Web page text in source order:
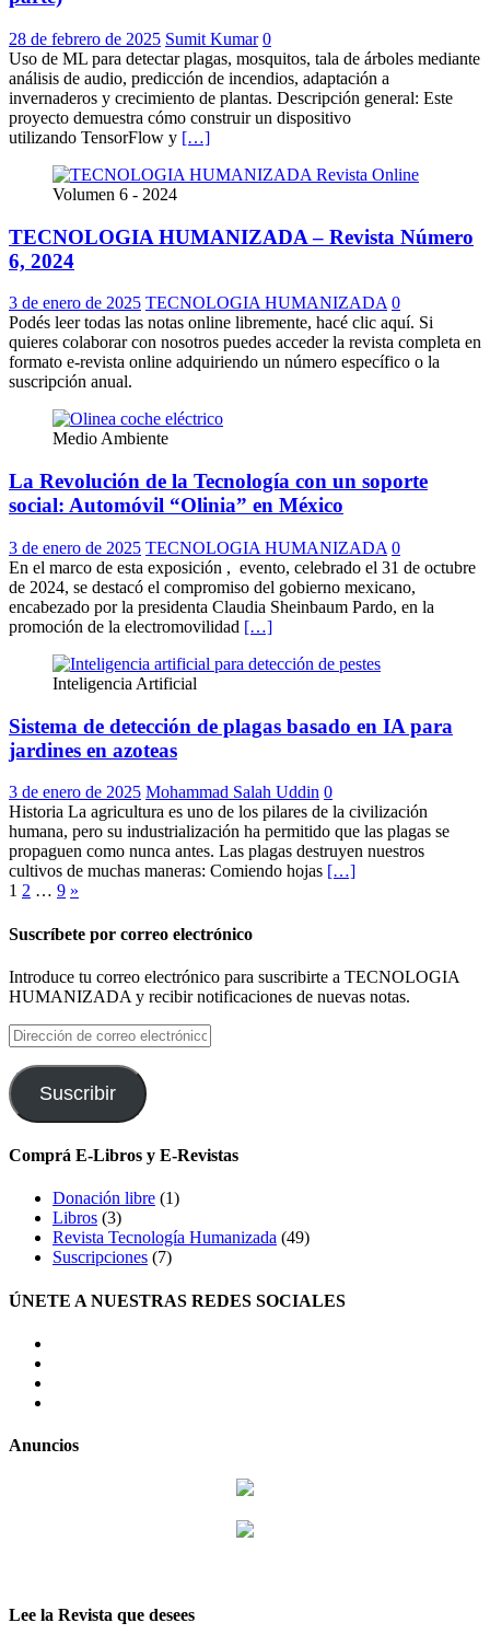
28 de febrero de 2025 Sumit Kumar 0
Uso de ML para detectar plagas, mosquitos, tala de árboles mediante
análisis de audio, predicción de incendios, adaptación a
invernaderos y crecimiento de plantas. Descripción general: Este
proyecto demuestra cómo construir un dispositivo
utilizando TensorFlow y […]
Volumen 6 - 2024
TECNOLOGIA HUMANIZADA – Revista Número
6, 2024
3 de enero de 2025 TECNOLOGIA HUMANIZADA 0
Podés leer todas las notas online libremente, hacé clic aquí. Si
quieres colaborar con nosotros puedes acceder la revista completa en
formato e-revista online adquiriendo un número específico o la
suscripción anual.
Medio Ambiente
La Revolución de la Tecnología con un soporte
social: Automóvil “Olinia” en México
3 de enero de 2025 TECNOLOGIA HUMANIZADA 0
En el marco de esta exposición , evento, celebrado el 31 de octubre
de 2024, se destacó el compromiso del gobierno mexicano,
encabezado por la presidenta Claudia Sheinbaum Pardo, en la
promoción de la electromovilidad […]
Inteligencia Artificial
Sistema de detección de plagas basado en IA para
jardines en azoteas
3 de enero de 2025 Mohammad Salah Uddin 0
Historia La agricultura es uno de los pilares de la civilización
humana, pero su industrialización ha permitido que las plagas se
propaguen como nunca antes. Las plagas destruyen nuestros
cultivos de muchas maneras: Comiendo hojas […]
Paginación
de
1 2 … 9 »
Suscríbete por correo electrónico
Introduce tu correo electrónico para suscribirte a TECNOLOGIA
HUMANIZADA y recibir notificaciones de nuevas notas.
Dirección
de
correo
electrónico
Suscribir
Comprá E-Libros y E-Revistas
Donación libre (1)
Libros (3)
Revista Tecnología Humanizada (49)
Suscripciones (7)
ÚNETE A NUESTRAS REDES SOCIALES
Anuncios
Lee la Revista que desees